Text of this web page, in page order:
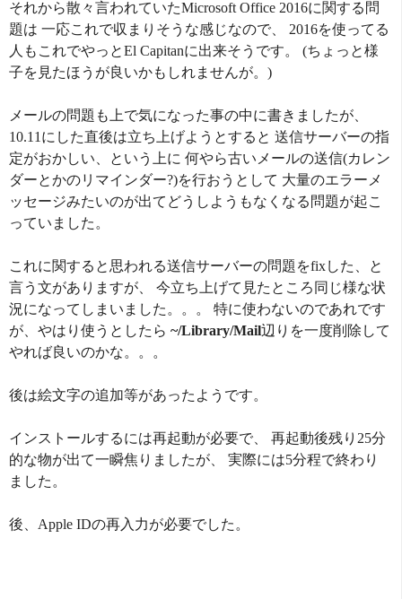
それから散々言われていたMicrosoft Office 2016に関する問
題は 一応これで収まりそうな感じなので、 2016を使ってる
人もこれでやっとEl Capitanに出来そうです。 (ちょっと様
子を見たほうが良いかもしれませんが。)
メールの問題も上で気になった事の中に書きましたが、
10.11にした直後は立ち上げようとすると 送信サーバーの指
定がおかしい、という上に 何やら古いメールの送信(カレン
ダーとかのリマインダー?)を行おうとして 大量のエラーメ
ッセージみたいのが出てどうしようもなくなる問題が起こ
っていました。
これに関すると思われる送信サーバーの問題をfixした、と
言う文がありますが、 今立ち上げて見たところ同じ様な状
況になってしまいました。。。 特に使わないのであれです
が、やはり使うとしたら ~/Library/Mail辺りを一度削除して
やれば良いのかな。。。
後は絵文字の追加等があったようです。
インストールするには再起動が必要で、 再起動後残り25分
的な物が出て一瞬焦りましたが、 実際には5分程で終わり
ました。
後、Apple IDの再入力が必要でした。